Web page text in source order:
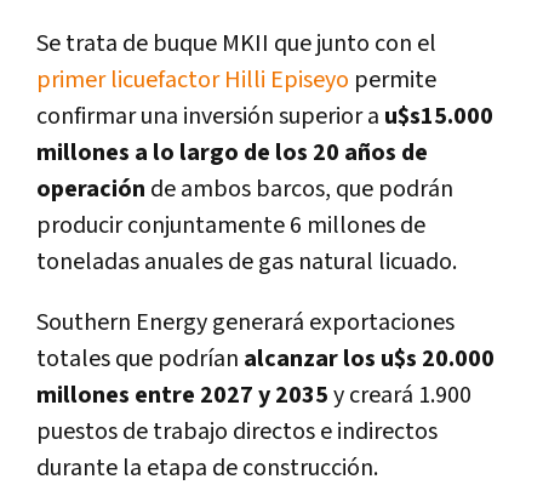
Se trata de buque MKII que junto con el
primer licuefactor Hilli Episeyo permite
confirmar una inversión superior a u$s15.000
millones a lo largo de los 20 años de
operación de ambos barcos, que podrán
producir conjuntamente 6 millones de
toneladas anuales de gas natural licuado.
Southern Energy generará exportaciones
totales que podrían alcanzar los u$s 20.000
millones entre 2027 y 2035y creará 1.900
puestos de trabajo directos e indirectos
durante la etapa de construcción.